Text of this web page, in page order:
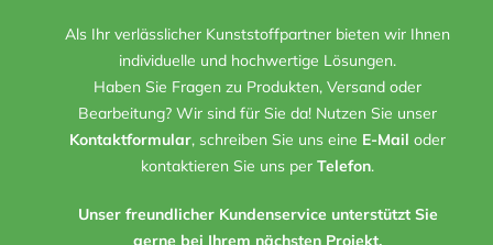
Als Ihr verlässlicher Kunststoffpartner bieten wir Ihnen
individuelle und hochwertige Lösungen.
Haben Sie Fragen zu Produkten, Versand oder
Bearbeitung? Wir sind für Sie da! Nutzen Sie unser
Kontaktformular, schreiben Sie uns eine E-Mail oder
kontaktieren Sie uns per Telefon.
Unser freundlicher Kundenservice unterstützt Sie
gerne bei Ihrem nächsten Projekt.